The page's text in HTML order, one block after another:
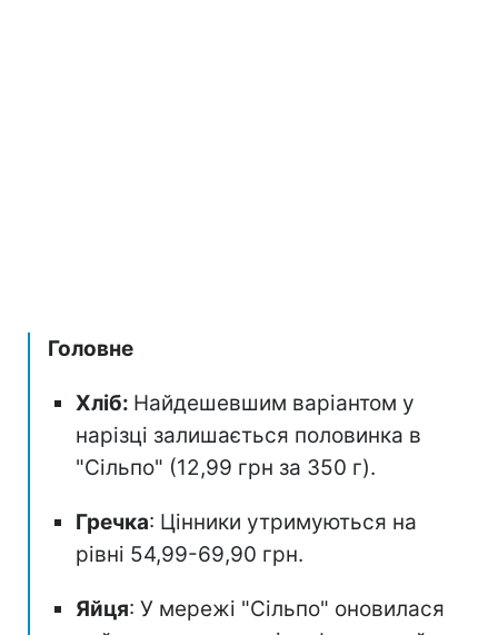
Головне
Хліб: Найдешевшим варіантом у
нарізці залишається половинка в
"Сільпо" (12,99 грн за 350 г).
Гречка: Цінники утримуються на
рівні 54,99-69,90 грн.
Яйця: У мережі "Сільпо" оновилася